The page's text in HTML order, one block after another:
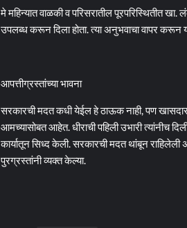
मे महिन्यात वाळकी व परिसरातील पूरपरिस्थितीत
उपलब्ध करून दिला होता. त्या अनुभवाचा वापर करून
आपत्तीग्रस्तांच्या भावना
सरकारची मदत कधी येईल हे ठाऊक नाही, पण
आमच्यासोबत आहेत. धीराची पहिली उभारी त्यांनीच
कार्यातून सिध्द केली. सरकारची मदत थांबून राहिलेली
पुरग्रस्तांनी व्यक्त केल्या.